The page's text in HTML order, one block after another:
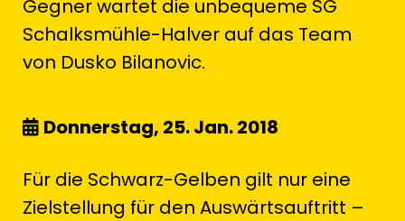
Gegner wartet die unbequeme SG
Schalksmühle-Halver auf das Team
von Dusko Bilanovic.
Donnerstag, 25. Jan. 2018
Für die Schwarz-Gelben gilt nur eine
Zielstellung für den Auswärtsauftritt –